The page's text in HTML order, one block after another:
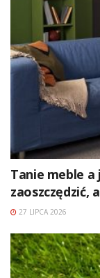
Tanie meble a
zaoszczędzić,
27 LIPCA 2026